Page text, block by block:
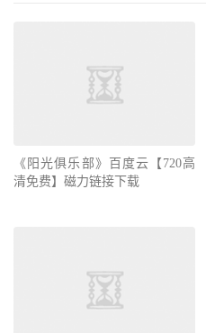
《阳光俱乐部》百度云【720高
清免费】磁力链接下载